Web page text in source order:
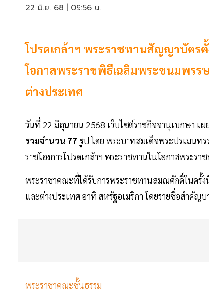
22 มิ.ย. 68 | 09:56 น.
โปรดเกล้าฯ พระราชทานสัญญาบัตร
โอกาสพระราชพิธีเฉลิมพระชนมพรร
ต่างประเทศ
วันที่ 22 มิถุนายน 2568 เว็บไซต์ราชกิจจานุเบกษา เผ
รวมจำนวน 77 รูป โดย พระบาทสมเด็จพระปรเมนทร
ราชโองการโปรดเกล้าฯ พระราชทานในโอกาสพระ
พระราชาคณะที่ได้รับการพระราชทานสมณศักดิ์ในครั้
และต่างประเทศ อาทิ สหรัฐอเมริกา โดยรายชื่อสำคัญบ
พระราชาคณะชั้นธรรม